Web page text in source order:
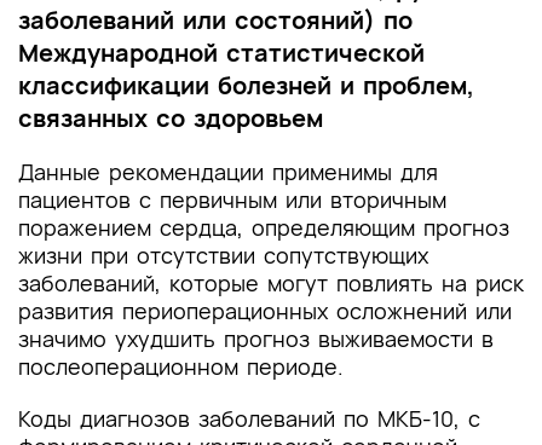
заболеваний или состояний) по
Международной статистической
классификации болезней и проблем,
связанных со здоровьем
Данные рекомендации применимы для
пациентов с первичным или вторичным
поражением сердца, определяющим прогноз
жизни при отсутствии сопутствующих
заболеваний, которые могут повлиять на риск
развития периоперационных осложнений или
значимо ухудшить прогноз выживаемости в
послеоперационном периоде.
Коды диагнозов заболеваний по МКБ-10, с